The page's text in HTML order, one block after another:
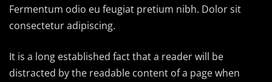
Fermentum odio eu feugiat pretium nibh. Dolor sit
consectetur adipiscing.
It is a long established fact that a reader will be
distracted by the readable content of a page when